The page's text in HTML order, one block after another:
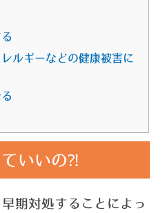
ルギーなどの健康被害に
いいの⁈
期対処することによっ